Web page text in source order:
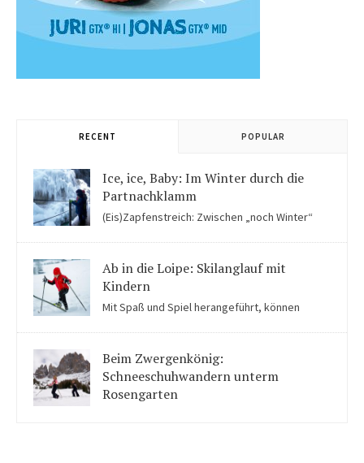
RECENT POPULAR
Ice, ice, Baby: Im Winter durch die
Partnachklamm
(Eis)Zapfenstreich: Zwischen „noch Winter“
Ab in die Loipe: Skilanglauf mit
Kindern
Mit Spaß und Spiel herangeführt, können
Beim Zwergenkönig:
Schneeschuhwandern unterm
Rosengarten